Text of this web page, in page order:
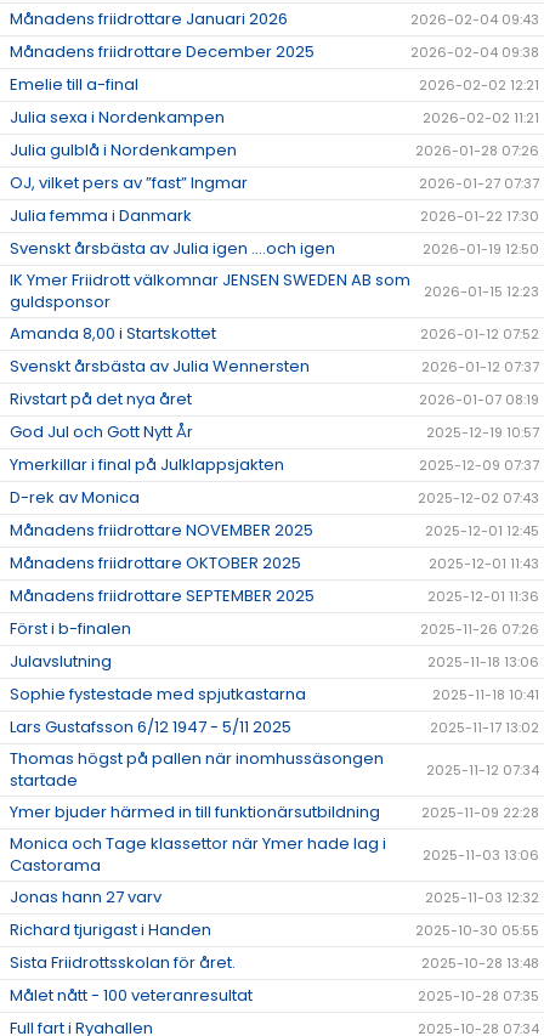
Månadens friidrottare Januari 2026 2026-02-04 09:43
Månadens friidrottare December 2025 2026-02-04 09:38
Emelie till a-final 2026-02-02 12:21
Julia sexa i Nordenkampen 2026-02-02 11:21
Julia gulblå i Nordenkampen 2026-01-28 07:26
OJ, vilket pers av ”fast” Ingmar 2026-01-27 07:37
Julia femma i Danmark 2026-01-22 17:30
Svenskt årsbästa av Julia igen ….och igen 2026-01-19 12:50
IK Ymer Friidrott välkomnar JENSEN SWEDEN AB som
guldsponsor
2026-01-15 12:23
Amanda 8,00 i Startskottet 2026-01-12 07:52
Svenskt årsbästa av Julia Wennersten 2026-01-12 07:37
Rivstart på det nya året 2026-01-07 08:19
God Jul och Gott Nytt År 2025-12-19 10:57
Ymerkillar i final på Julklappsjakten 2025-12-09 07:37
D-rek av Monica 2025-12-02 07:43
Månadens friidrottare NOVEMBER 2025 2025-12-01 12:45
Månadens friidrottare OKTOBER 2025 2025-12-01 11:43
Månadens friidrottare SEPTEMBER 2025 2025-12-01 11:36
Först i b-finalen 2025-11-26 07:26
Julavslutning 2025-11-18 13:06
Sophie fystestade med spjutkastarna 2025-11-18 10:41
Lars Gustafsson 6/12 1947 - 5/11 2025 2025-11-17 13:02
Thomas högst på pallen när inomhussäsongen
startade
2025-11-12 07:34
Ymer bjuder härmed in till funktionärsutbildning 2025-11-09 22:28
Monica och Tage klassettor när Ymer hade lag i
Castorama
2025-11-03 13:06
Jonas hann 27 varv 2025-11-03 12:32
Richard tjurigast i Handen 2025-10-30 05:55
Sista Friidrottsskolan för året. 2025-10-28 13:48
Målet nått - 100 veteranresultat 2025-10-28 07:35
Full fart i Ryahallen 2025-10-28 07:34